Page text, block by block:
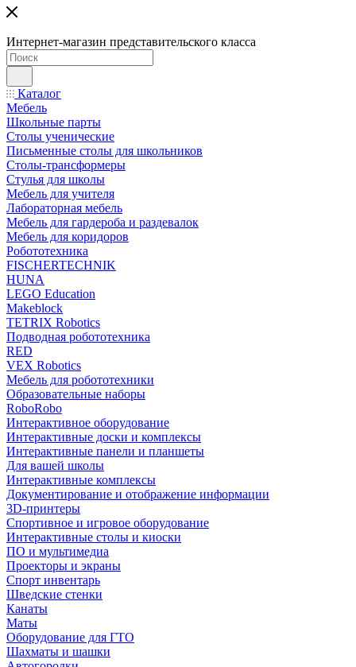
Интернет-магазин представительского класса
Каталог
Мебель
Школьные парты
Столы ученические
Письменные столы для школьников
Столы-трансформеры
Стулья для школы
Мебель для учителя
Лабораторная мебель
Мебель для гардероба и раздевалок
Мебель для коридоров
Робототехника
FISCHERTECHNIK
HUNA
LEGO Education
Makeblock
TETRIX Robotics
Подводная робототехника
RED
VEX Robotics
Мебель для робототехники
Образовательные наборы
RoboRobo
Интерактивное оборудование
Интерактивные доски и комплексы
Интерактивные панели и планшеты
Для вашей школы
Интерактивные комплексы
Документирование и отображение информации
3D-принтеры
Спортивное и игровое оборудование
Интерактивные столы и киоски
ПО и мультимедиа
Проекторы и экраны
Спорт инвентарь
Шведские стенки
Канаты
Маты
Оборудование для ГТО
Шахматы и шашки